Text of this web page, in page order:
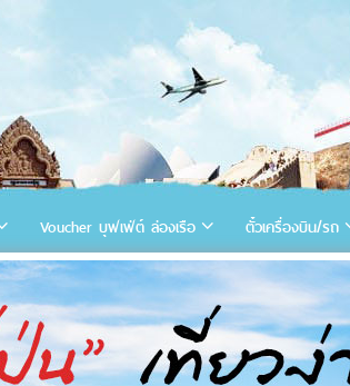
Voucher บุฟเฟ่ต์ ล่องเรือ ตั๋วเครื่องบิน/รถ